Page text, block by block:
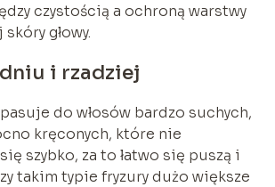
czystością a ochroną warstwy
głowy.
i rzadziej
do włosów bardzo suchych,
kręconych, które nie
szybko, za to łatwo się puszą i
takim typie fryzury dużo większe